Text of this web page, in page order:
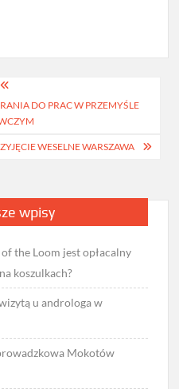
DO PRAC W PRZEMYŚLE
WESELNE WARSZAWA
wpisy
the Loom jest opłacalny
koszulkach?
u androloga w
Mokotów